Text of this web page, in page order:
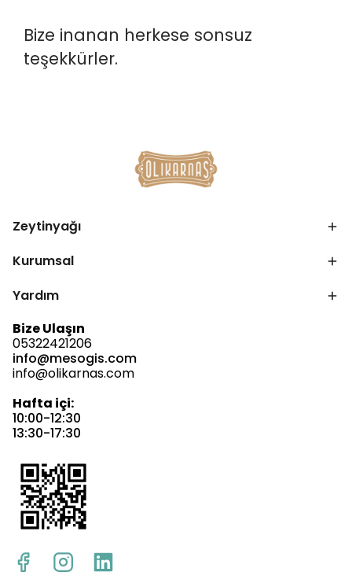
Bize inanan herkese sonsuz
teşekkürler.
Zeytinyağı
Kurumsal
Yardım
Bize Ulaşın
05322421206
info@mesogis.com
info@olikarnas.com
Hafta içi:
10:00-12:30
13:30-17:30